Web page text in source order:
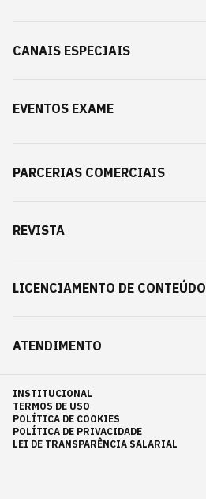
CANAIS ESPECIAIS
EVENTOS EXAME
PARCERIAS COMERCIAIS
REVISTA
LICENCIAMENTO DE CONTEÚDO
ATENDIMENTO
INSTITUCIONAL
TERMOS DE USO
POLÍTICA DE COOKIES
POLÍTICA DE PRIVACIDADE
LEI DE TRANSPARÊNCIA SALARIAL